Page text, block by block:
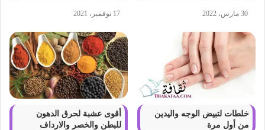
30 مارس، 2022 17 نوفمبر، 2021
خلطات لتبيض الوجه واليدين
من أول مرة
أقوى عشبة لحرق الدهون
للبطن والخصر والارداف